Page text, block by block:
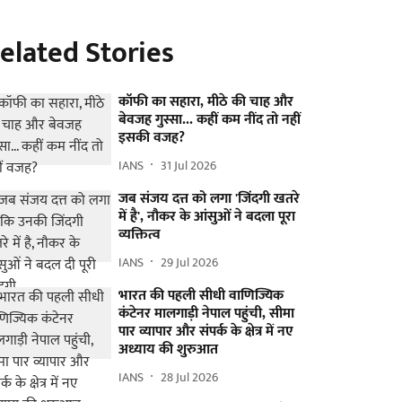
Stories
कॉफी का सहारा, मीठे की चाह और
बेवजह गुस्सा... कहीं कम नींद तो नहीं
इसकी वजह?
IANS 31 Jul 2026
जब संजय दत्त को लगा 'जिंदगी खतरे
में है', नौकर के आंसुओं ने बदला पूरा
व्यक्तित्व
IANS 29 Jul 2026
भारत की पहली सीधी वाणिज्यिक
कंटेनर मालगाड़ी नेपाल पहुंची, सीमा
पार व्यापार और संपर्क के क्षेत्र में नए
अध्याय की शुरुआत
IANS 28 Jul 2026